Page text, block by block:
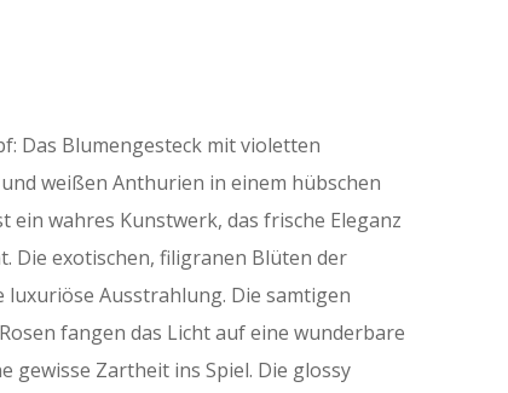
Das Blumengesteck mit violetten
weißen Anthurien in einem hübschen
wahres Kunstwerk, das frische Eleganz
Die exotischen, filigranen Blüten der
Ausstrahlung. Die samtigen
fangen das Licht auf eine wunderbare
gewisse Zartheit ins Spiel. Die glossy